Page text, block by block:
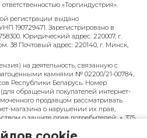
«Торгиндустрия».
регистрации выдано
190729471. Зарегистрировано в
Юридический адрес: 220007, г.
38 Почтовый адрес: 220140, г. Минск,
на деятельность, связанную с
камнями № 02200/21-00784,
Республики Беларусь. Номер
(для обращений покупателей интернет-
продавцом рассматривать
магазина о нарушении их прав,
о защите прав потребителей: + 375
граждан и юридических лиц